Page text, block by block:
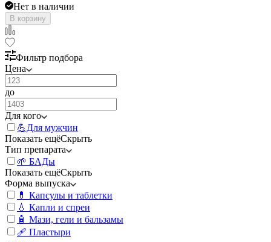
Нет в наличии
В корзину
Фильтр подбора
Цена
до
Для кого
💪Для мужчин
Показать ещёСкрыть
Тип препарата
🌱 БАДы
Показать ещёСкрыть
Форма выпуска
💊 Капсулы и таблетки
💧 Капли и спреи
🧴 Мази, гели и бальзамы
🩹 Пластыри